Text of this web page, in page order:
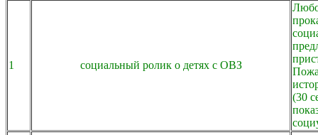
1 социальный ролик о детях с ОВЗ
(30